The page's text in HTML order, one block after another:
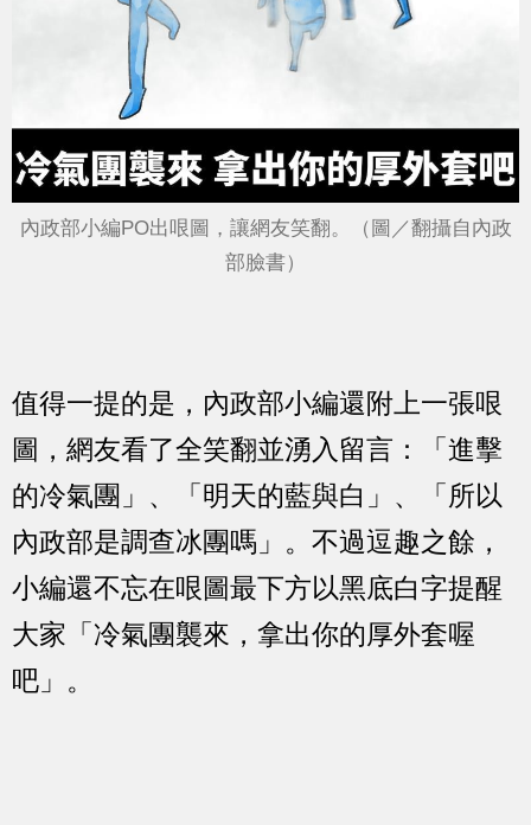
內政部小編PO出哏圖，讓網友笑翻。（圖／翻攝自內政
部臉書）
值得一提的是，內政部小編還附上一張哏
圖，網友看了全笑翻並湧入留言：「進擊
的冷氣團」、「明天的藍與白」、「所以
內政部是調查冰團嗎」。不過逗趣之餘，
小編還不忘在哏圖最下方以黑底白字提醒
大家「冷氣團襲來，拿出你的厚外套喔
吧」。